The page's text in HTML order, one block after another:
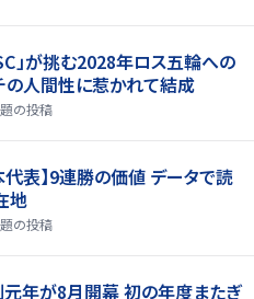
」が挑む2028年ロス五輪への
の人間性に惹かれて結成
の投稿
代表】9連勝の価値 データで読
地
の投稿
元年が8月開幕 初の年度またぎ